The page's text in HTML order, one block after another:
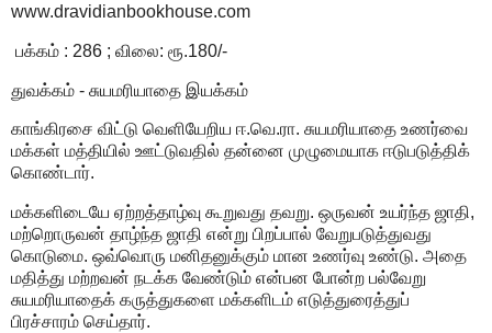
www.dravidianbookhouse.com
பக்கம் : 286 ; விலை: ரூ.180/-
துவக்கம் - சுயமரியாதை இயக்கம்
காங்கிரசை விட்டு வெளியேறிய ஈ.வெ.ரா. சுயமரியாதை உணர்வை
மக்கள் மத்தியில் ஊட்டுவதில் தன்னை முழுமையாக ஈடுபடுத்திக்
கொண்டார்.
மக்களிடையே ஏற்றத்தாழ்வு கூறுவது தவறு. ஒருவன் உயர்ந்த ஜாதி,
மற்றொருவன் தாழ்ந்த ஜாதி என்று பிறப்பால் வேறுபடுத்துவது
கொடுமை. ஒவ்வொரு மனிதனுக்கும் மான உணர்வு உண்டு. அதை
மதித்து மற்றவன் நடக்க வேண்டும் என்பன போன்ற பல்வேறு
சுயமரியாதைக் கருத்துகளை மக்களிடம் எடுத்துரைத்துப்
பிரச்சாரம் செய்தார்.